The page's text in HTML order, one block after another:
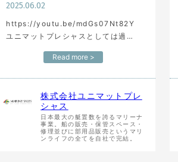
2025.06.02
https://youtu.be/mdGs07Nt82Y
ユニマットプレシャスとしては過去
JIBS2025（ジャパンインターナシ
Read more >
株式会社ユニマットプレ
シャス
日本最大の艇置数を誇るマリーナ
事業。船の販売・保管スペース・
修理並びに部用品販売というマリ
ンライフの全てを自社で完結。